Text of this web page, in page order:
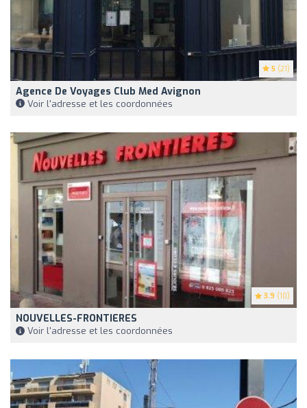
5 (21)
Agence De Voyages Club Med Avignon
Voir l'adresse et les coordonnées
3.9 (10)
NOUVELLES-FRONTIERES
Voir l'adresse et les coordonnées